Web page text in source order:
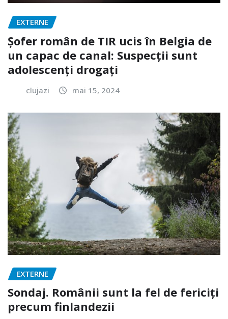
EXTERNE
Șofer român de TIR ucis în Belgia de
un capac de canal: Suspecții sunt
adolescenți drogați
clujazi mai 15, 2024
EXTERNE
Sondaj. Românii sunt la fel de fericiți
precum finlandezii